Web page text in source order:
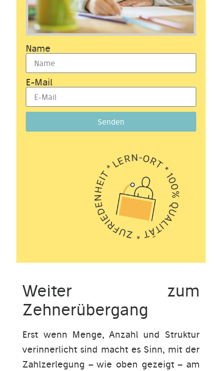
Name
E-Mail
Senden
Weiter zum
Zehnerübergang
Erst wenn Menge, Anzahl und Struktur
verinnerlicht sind macht es Sinn, mit der
Zahlzerlegung – wie oben gezeigt – am